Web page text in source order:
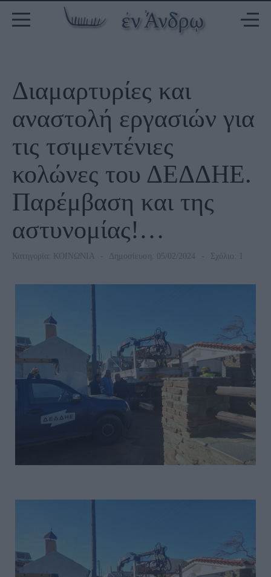
Διαμαρτυρίες και
αναστολή εργασιών για
τις τσιμεντένιες
κολώνες του ΔΕΔΔΗΕ.
Παρέμβαση και της
αστυνομίας!…
Κατηγορία: ΚΟΙΝΩΝΙΑ Δημοσίευση: 05/02/2024 Σχόλιο: 1